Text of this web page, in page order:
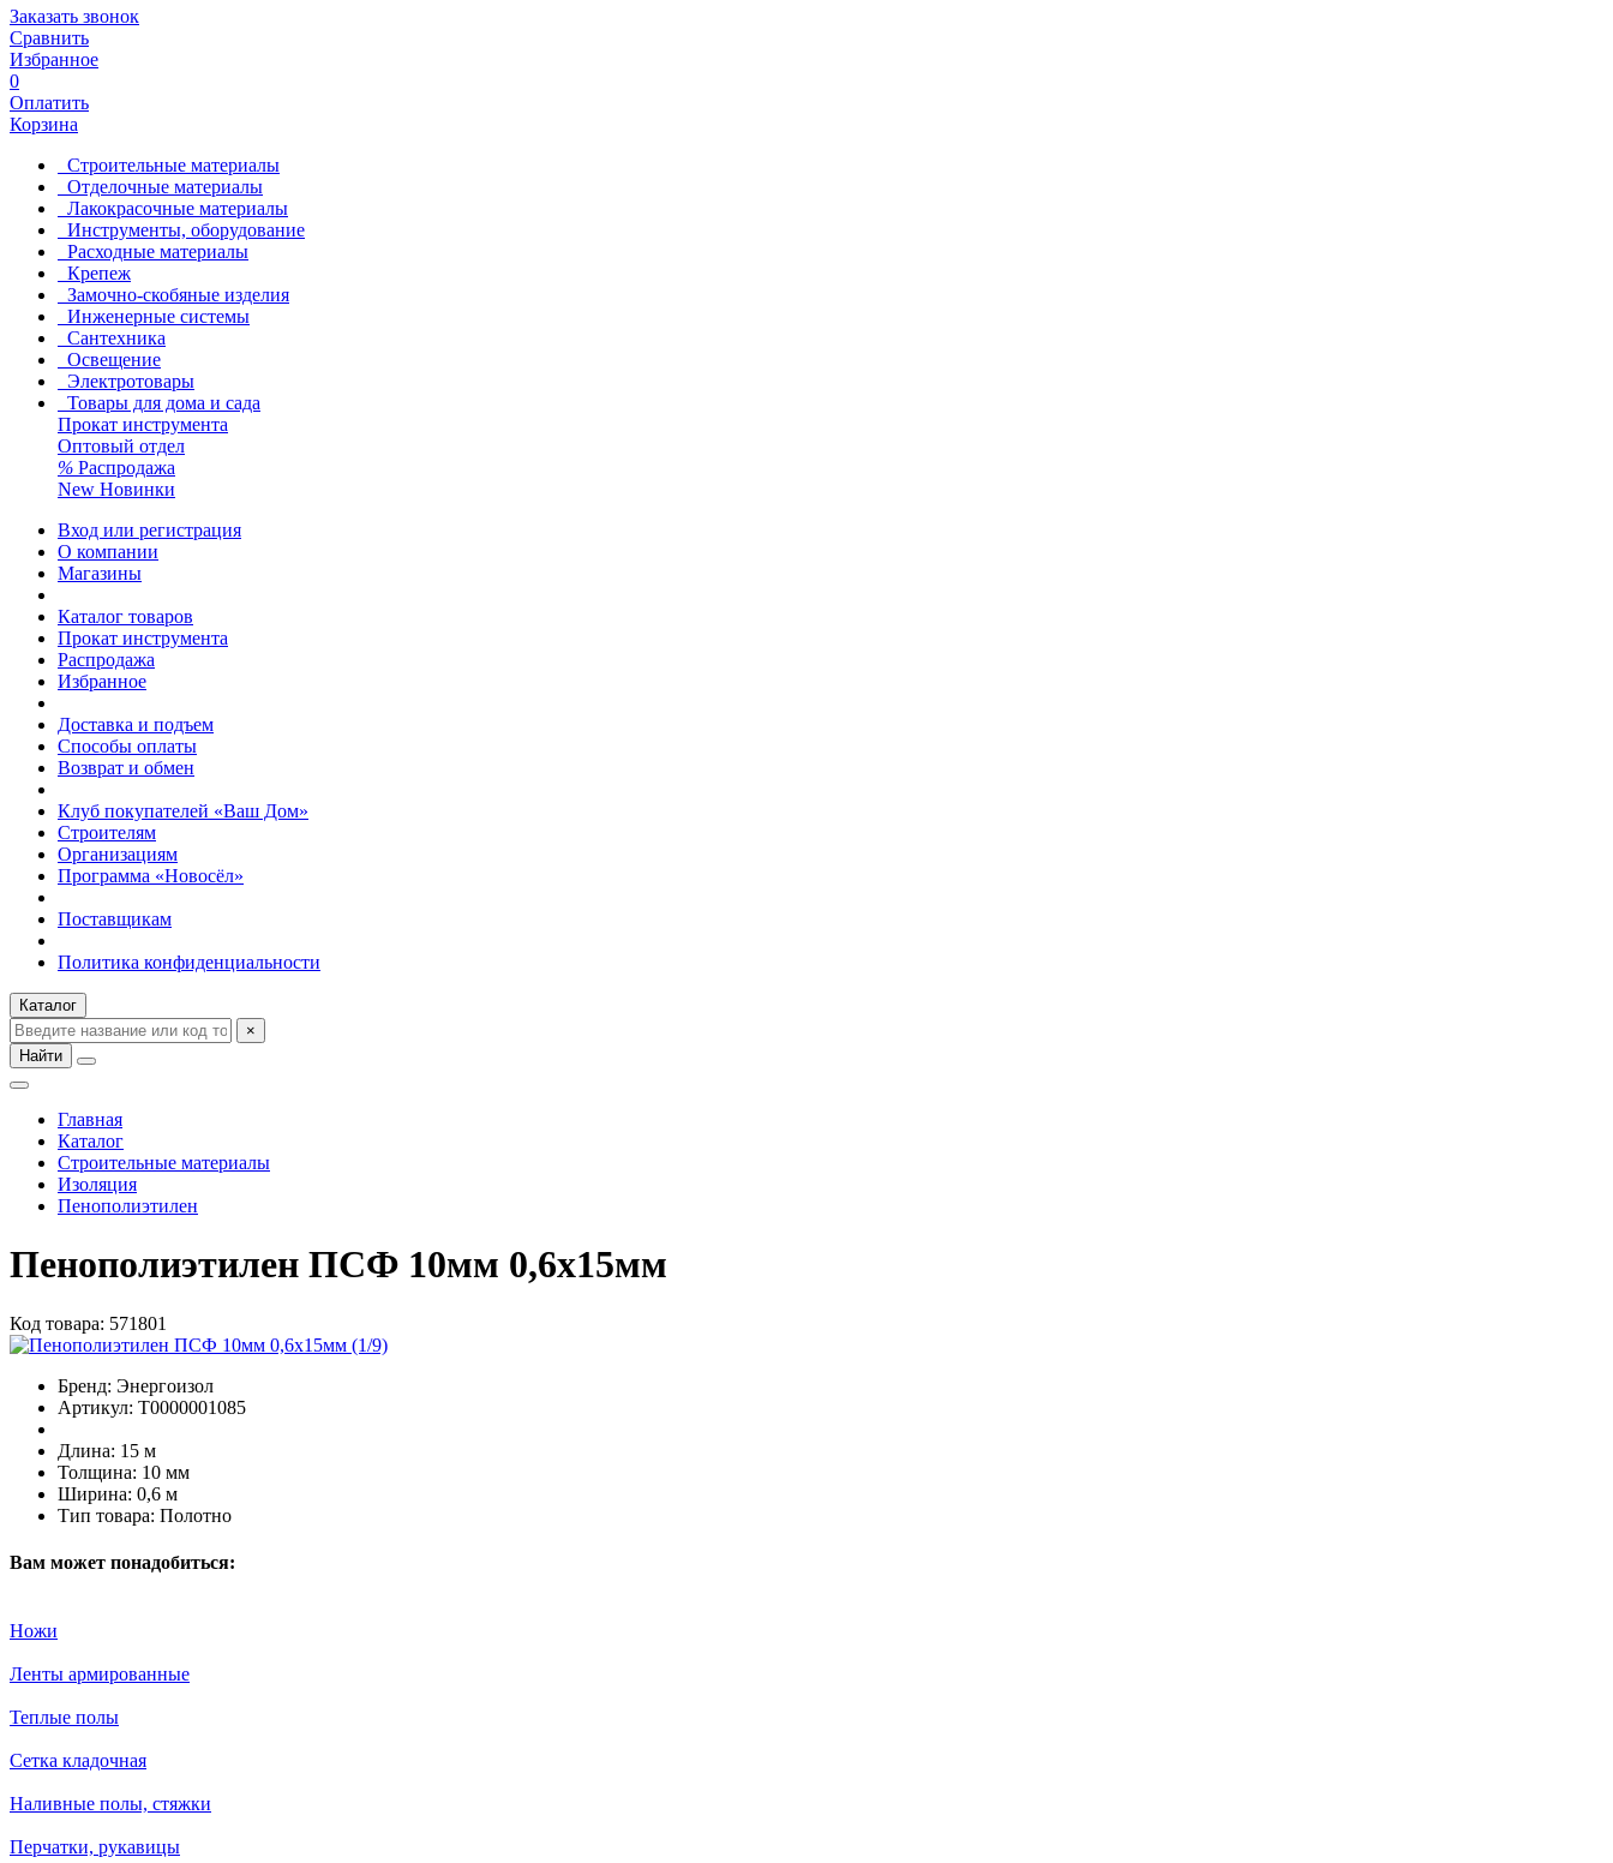
Заказать звонок
Сравнить
Избранное
0
Оплатить
Корзина
Строительные материалы
Отделочные материалы
Лакокрасочные материалы
Инструменты, оборудование
Расходные материалы
Крепеж
Замочно-скобяные изделия
Инженерные системы
Сантехника
Освещение
Электротовары
Товары для дома и сада
Прокат инструмента
Оптовый отдел
% Распродажа
New Новинки
Вход или регистрация
О компании
Магазины
Каталог товаров
Прокат инструмента
Распродажа
Избранное
Доставка и подъем
Способы оплаты
Возврат и обмен
Клуб покупателей «Ваш Дом»
Строителям
Организациям
Программа «Новосёл»
Поставщикам
Политика конфиденциальности
Каталог
×
Найти
Главная
Каталог
Строительные материалы
Изоляция
Пенополиэтилен
Пенополиэтилен ПСФ 10мм 0,6х15мм
Код товара: 571801
Бренд: Энергоизол
Артикул: Т0000001085
Длина: 15 м
Толщина: 10 мм
Ширина: 0,6 м
Тип товара: Полотно
Вам может понадобиться:
Ножи
Ленты армированные
Теплые полы
Сетка кладочная
Наливные полы, стяжки
Перчатки, рукавицы